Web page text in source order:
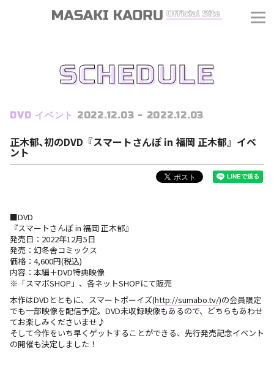
SCHEDULE
DVD イベント 2022.12.03 - 2022.12.03
正木郁､初のDVD『スマートさんぽ in 福岡 正木郁』イベ
ント
■DVD
『スマートさんぽ in 福岡 正木郁』
発売日：2022年12月5日
発売：幻冬舎コミックス
価格：4,600円(税込)
内容：本編＋DVD特典映像
※「スマボSHOP」、各ネットSHOPにて販売
本作はDVDとともに、スマートボーイズ(http://sumabo.tv/)の会員限定
でも一部映像を配信予定。DVD未収録映像もあるので、どちらもあわせ
てお楽しみくださいませ♪
そして今作をいち早くゲットすることができる、先行発売記念イベント
の開催も決定しました！